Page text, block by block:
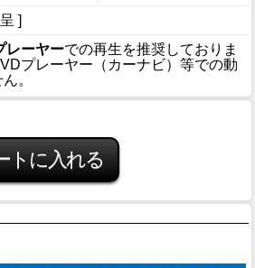
]
レーヤーでの再生を推奨しておりま
プレーヤー（カーナビ）等での動
。